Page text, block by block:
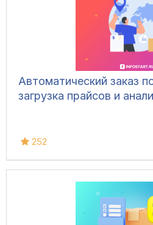
Автоматический заказ
загрузка прайсов и
252